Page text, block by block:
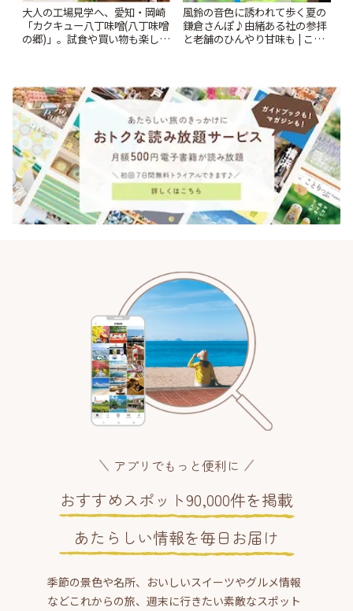
大人の工場見学へ、愛知・岡崎
「カクキュー八丁味噌(八丁味噌
の郷)」。試食や買い物も楽しみ
風鈴の音色に誘われて歩く夏の
鎌倉さんぽ♪由緒ある社の参拝
と老舗のひんやり甘味も | こと
アプリでもっと便利に
おすすめスポット90,000件を掲載
あたらしい情報を毎日お届け
季節の景色や名所、おいしいスイーツやグルメ情報
などこれからの旅、週末に行きたい素敵なスポット